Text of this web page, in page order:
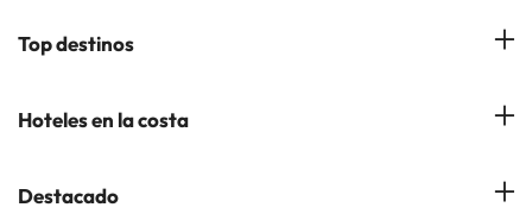
¿Quiénes somos?
Gestionar mi reserva
Top destinos
Hoteles en Salou
Hoteles en Andorra la Vella
Hoteles en la costa
Hoteles en la Costa Azahar
Destacado